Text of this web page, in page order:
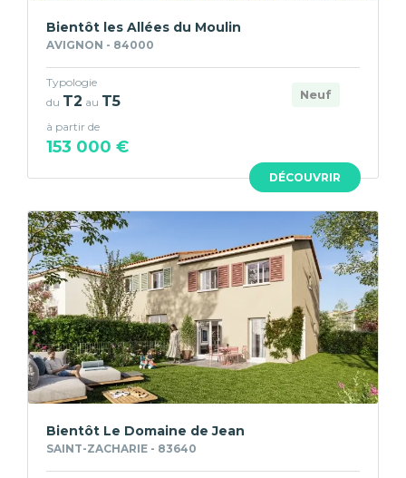
DÉCOUVRIR
Bientôt les Allées du Moulin
AVIGNON - 84000
Neuf
Typologie
du T2 au T5
à partir de
153 000 €
Bientôt Le Domaine de Jean
SAINT-ZACHARIE - 83640